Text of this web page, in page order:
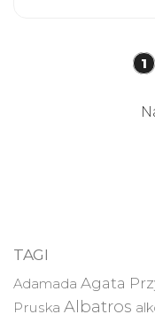
1
TAGI
Adamada Agata
Pruska Albatros